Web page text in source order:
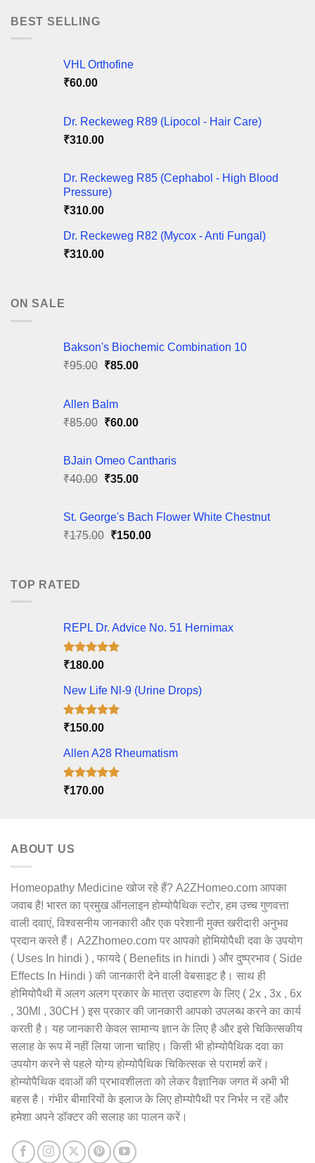
BEST SELLING
VHL Orthofine
₹60.00
Dr. Reckeweg R89 (Lipocol - Hair Care)
₹310.00
Dr. Reckeweg R85 (Cephabol - High Blood
Pressure)
₹310.00
Dr. Reckeweg R82 (Mycox - Anti Fungal)
₹310.00
ON SALE
Bakson's Biochemic Combination 10
₹95.00 Original
₹95.00.
₹85.00Current
Allen Balm
₹85.00 Original
₹85.00.
₹60.00Current
₹60.00.
BJain Omeo Cantharis
₹40.00 Original
₹40.00.
₹35.00Current
₹35.00.
St. George's Bach Flower White Chestnut
₹175.00 Original
₹150.00Current
TOP RATED
REPL Dr. Advice No. 51 Hernimax
Rated5.00
₹180.00
New Life Nl-9 (Urine Drops)
Rated5.00
₹150.00
Allen A28 Rheumatism
Rated5.00
₹170.00
ABOUT US
Homeopathy Medicine खोज रहे हैं? A2ZHomeo.com आपका
जवाब है! भारत का प्रमुख ऑनलाइन होम्योपैथिक स्टोर, हम उच्च गुणवत्ता
वाली दवाएं, विश्वसनीय जानकारी और एक परेशानी मुक्त खरीदारी अनुभव
प्रदान करते हैं। A2Zhomeo.com पर आपको होमियोपैथी दवा के उपयोग
( Uses In hindi ) , फायदे ( Benefits in hindi ) और दुष्प्रभाव ( Side
Effects In Hindi ) की जानकारी देने वाली वेबसाइट है। साथ ही
होमियोपैथी में अलग अलग प्रकार के मात्रा उदाहरण के लिए ( 2x , 3x , 6x
, 30Ml , 30CH ) इस प्रकार की जानकारी आपको उपलब्ध करने का कार्य
करती है। यह जानकारी केवल सामान्य ज्ञान के लिए है और इसे चिकित्सकीय
सलाह के रूप में नहीं लिया जाना चाहिए। किसी भी होम्योपैथिक दवा का
उपयोग करने से पहले योग्य होम्योपैथिक चिकित्सक से परामर्श करें।
होम्योपैथिक दवाओं की प्रभावशीलता को लेकर वैज्ञानिक जगत में अभी भी
बहस है। गंभीर बीमारियों के इलाज के लिए होम्योपैथी पर निर्भर न रहें और
हमेशा अपने डॉक्टर की सलाह का पालन करें।